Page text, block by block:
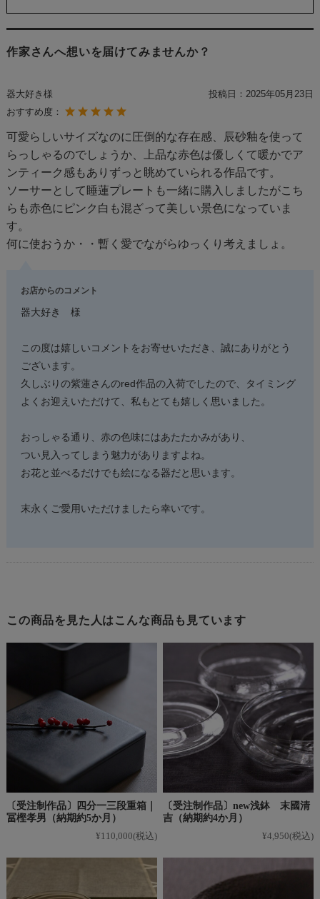
作家さんへ想いを届けてみませんか？
器大好き様 投稿日： 2025年05月23日
おすすめ度：
可愛らしいサイズなのに圧倒的な存在感、辰砂釉を使って
らっしゃるのでしょうか、上品な赤色は優しくて暖かでア
ンティーク感もありずっと眺めていられる作品です。
ソーサーとして睡蓮プレートも一緒に購入しましたがこち
らも赤色にピンク白も混ざって美しい景色になっていま
す。
何に使おうか・・暫く愛でながらゆっくり考えましょ。
お店からのコメント
器大好き 様
この度は嬉しいコメントをお寄せいただき、誠にありがとう
ございます。
久しぶりの紫蓮さんのred作品の入荷でしたので、タイミング
よくお迎えいただけて、私もとても嬉しく思いました。
おっしゃる通り、赤の色味にはあたたかみがあり、
つい見入ってしまう魅力がありますよね。
お花と並べるだけでも絵になる器だと思います。
末永くご愛用いただけましたら幸いです。
この商品を見た人はこんな商品も見ています
〔受注制作品〕四分一三段重箱｜
冨樫孝男（納期約5か月）
¥110,000(税込)
〔受注制作品〕new浅鉢 末國清
吉（納期約4か月）
¥4,950(税込)